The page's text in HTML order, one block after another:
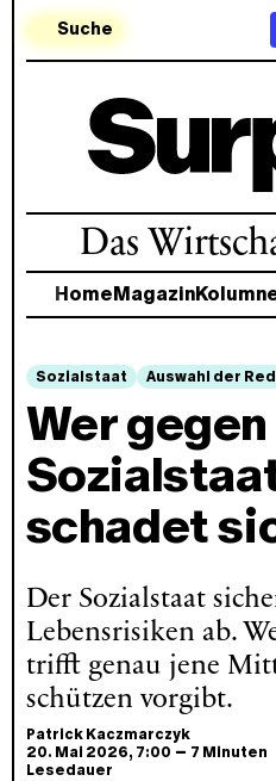
Suche
Das
Home Magazin
Sozialstaat Auswahl der
Wer
schadet
Der Sozialstaat
Lebensrisiken ab.
trifft genau jene
schützen vorgibt.
Patrick Kaczmarczyk
20. Mai 2026, 7:00 – 7 Minuten
Lesedauer